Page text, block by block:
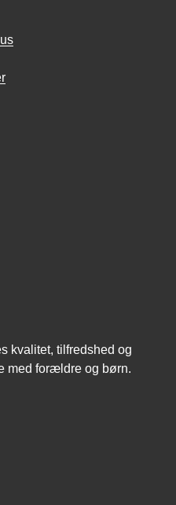
kvalitet, tilfredshed og
med forældre og børn.